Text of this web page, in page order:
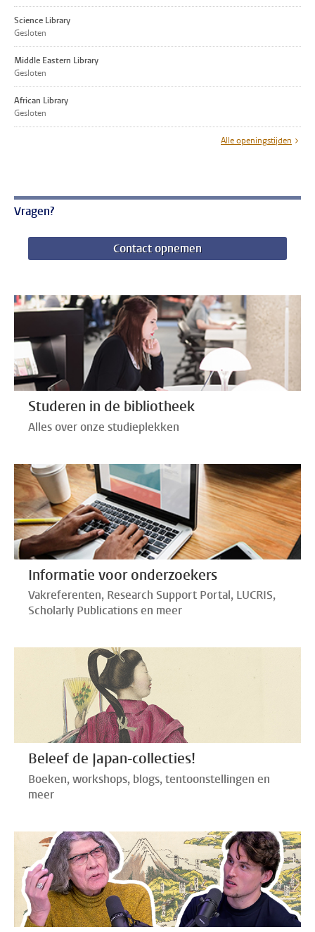
Science Library
Gesloten
Middle Eastern Library
Gesloten
African Library
Gesloten
Alle openingstijden
Vragen?
Contact opnemen
Studeren in de bibliotheek
Alles over onze studieplekken
Informatie voor onderzoekers
Vakreferenten, Research Support Portal, LUCRIS,
Scholarly Publications en meer
Beleef de Japan-collecties!
Boeken, workshops, blogs, tentoonstellingen en
meer